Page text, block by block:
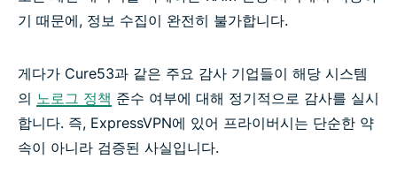
기 때문에, 정보 수집이 완전히 불가합니다.
게다가 Cure53과 같은 주요 감사 기업들이 해당 시스템
의 노로그 정책 준수 여부에 대해 정기적으로 감사를 실시
합니다. 즉, ExpressVPN에 있어 프라이버시는 단순한 약
속이 아니라 검증된 사실입니다.